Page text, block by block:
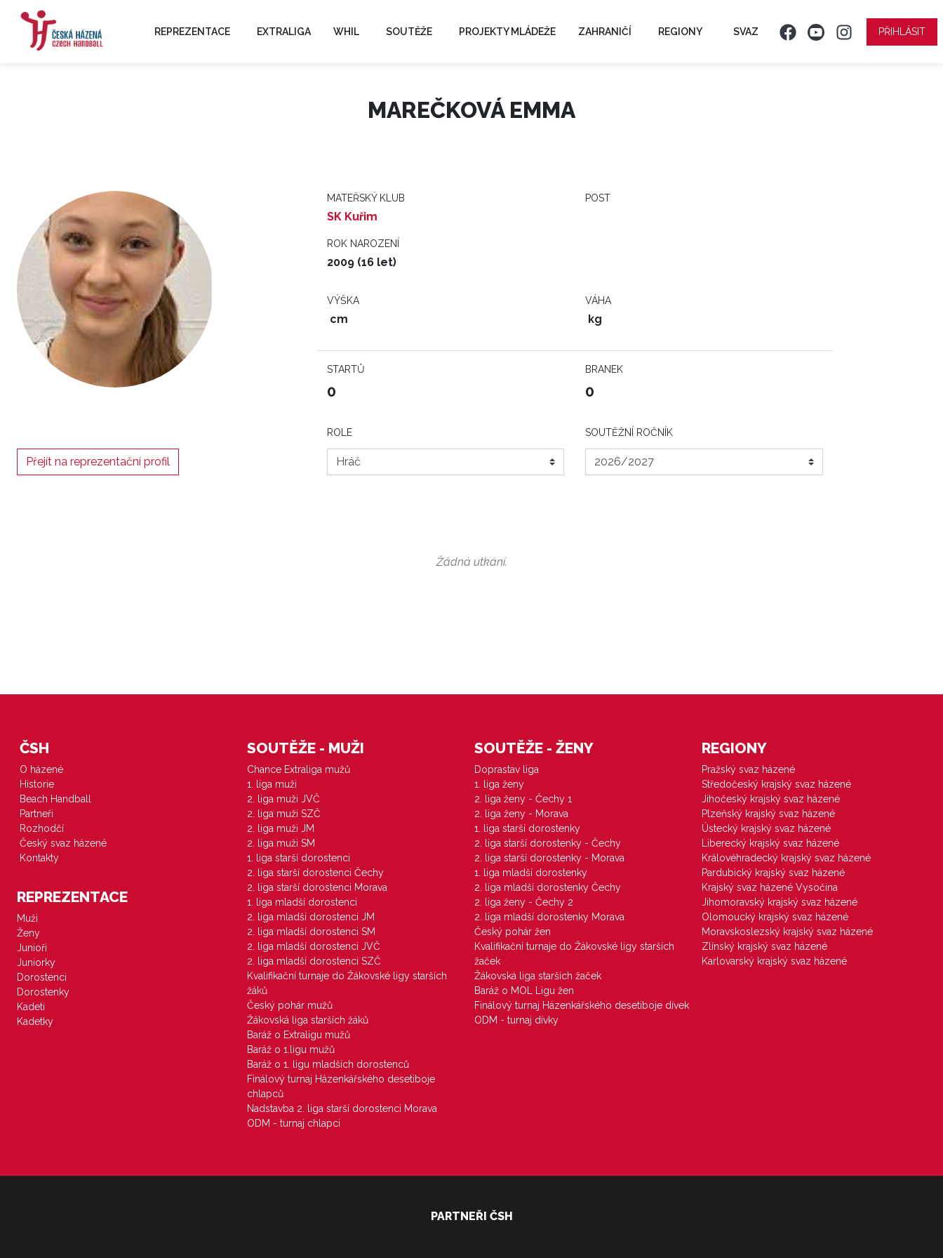
REPREZENTACE EXTRALIGA WHIL SOUTĚŽE PROJEKTY MLÁDEŽE ZAHRANIČÍ REGIONY SVAZ PŘIHLÁSIT
MAREČKOVÁ EMMA
MATEŘSKÝ KLUB
SK Kuřim
POST
ROK NAROZENÍ
2009 (16 let)
VÝŠKA
cm
VÁHA
kg
STARTŮ
0
BRANEK
0
Přejít na reprezentační profil
ROLE SOUTĚŽNÍ ROČNÍK
Žádná utkání.
ČSH
O házené
Historie
Beach Handball
Partneři
Rozhodčí
Český svaz házené
Kontakty
REPREZENTACE
Muži
Ženy
Junioři
Juniorky
Dorostenci
Dorostenky
Kadeti
Kadetky
SOUTĚŽE - MUŽI
Chance Extraliga mužů
1. liga muži
2. liga muži JVČ
2. liga muži SZČ
2. liga muži JM
2. liga muži SM
1. liga starší dorostenci
2. liga starší dorostenci Čechy
2. liga starší dorostenci Morava
1. liga mladší dorostenci
2. liga mladší dorostenci JM
2. liga mladší dorostenci SM
2. liga mladší dorostenci JVČ
2. liga mladší dorostenci SZČ
Kvalifikační turnaje do Žákovské ligy starších
žáků
Český pohár mužů
Žákovská liga starších žáků
Baráž o Extraligu mužů
Baráž o 1.ligu mužů
Baráž o 1. ligu mladších dorostenců
Finálový turnaj Házenkářského desetiboje
chlapců
Nadstavba 2. liga starší dorostenci Morava
ODM - turnaj chlapci
SOUTĚŽE - ŽENY
Doprastav liga
1. liga ženy
2. liga ženy - Čechy 1
2. liga ženy - Morava
1. liga starší dorostenky
2. liga starší dorostenky - Čechy
2. liga starší dorostenky - Morava
1. liga mladší dorostenky
2. liga mladší dorostenky Čechy
2. liga ženy - Čechy 2
2. liga mladší dorostenky Morava
Český pohár žen
Kvalifikační turnaje do Žákovské ligy starších
žaček
Žákovská liga starších žaček
Baráž o MOL Ligu žen
Finálový turnaj Házenkářského desetiboje dívek
ODM - turnaj dívky
REGIONY
Pražský svaz házené
Středočeský krajský svaz házené
Jihočeský krajský svaz házené
Plzeňský krajský svaz házené
Ústecký krajský svaz házené
Liberecký krajský svaz házené
Královéhradecký krajský svaz házené
Pardubický krajský svaz házené
Krajský svaz házené Vysočina
Jihomoravský krajský svaz házené
Olomoucký krajský svaz házené
Moravskoslezský krajský svaz házené
Zlínský krajský svaz házené
Karlovarský krajský svaz házené
PARTNEŘI ČSH